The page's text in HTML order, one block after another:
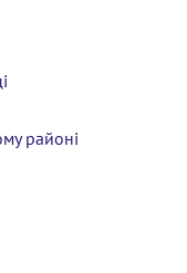
районі